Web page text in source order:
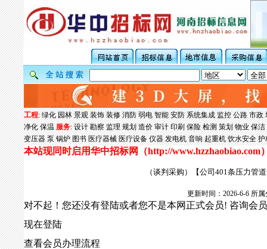
工程:绿化 园林 景观 装饰 装修 消防 弱电 智能 安防 系统集成 监控 公路 市政
净化 保温 服务:设计 勘察 监理 规划 造价 审计 印刷 保险 检测 策划 物业 保洁
变压器 泵 锅炉 图书 医疗器械 医疗设备 仪器 发电机 音响 起重机 饮水安全 护
本站现同时启用华中招标网（http://www.hzzhaobiao.com
（谈判采购）【公司401条压力管
更新时间：2026-6-6
对不起！您还没有登陆或者您不是本网正式会员! 咨询会
现在登陆
查看会员办理流程